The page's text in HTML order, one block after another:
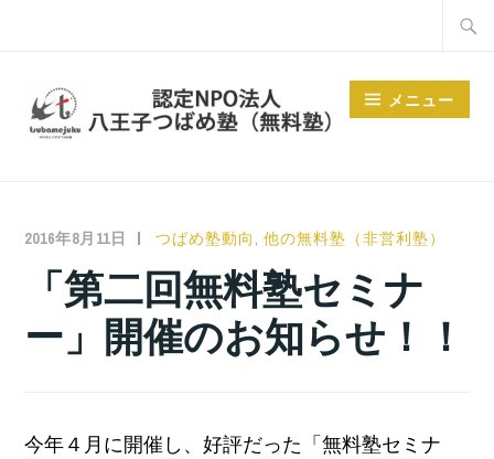
メニュー
2016年8月11日
小
宮
位
之
つばめ塾動向 ,他の無料塾（非営利塾）
「第二回無料塾セミナ
ー」開催のお知らせ！！
今年４月に開催し、好評だった「無料塾セミナ